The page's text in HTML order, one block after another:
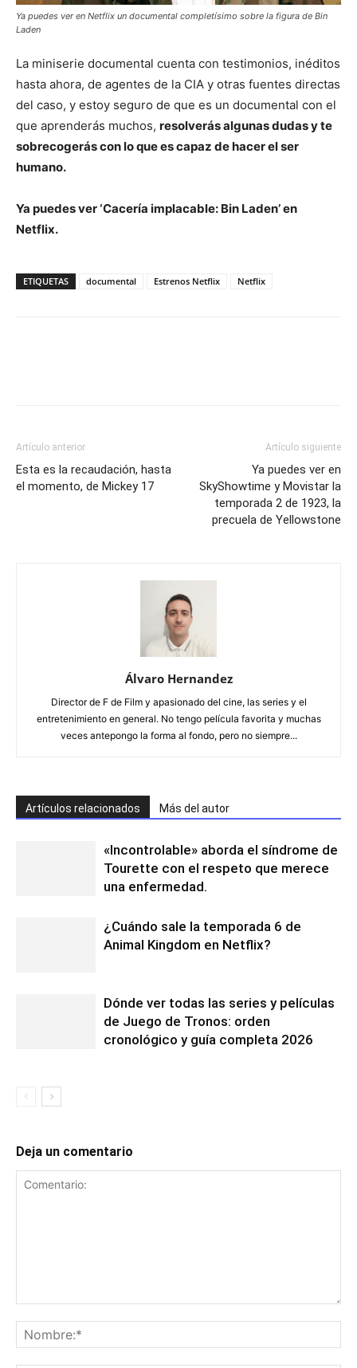
Ya puedes ver en Netflix un documental completísimo sobre la figura de Bin
Laden
La miniserie documental cuenta con testimonios, inéditos
hasta ahora, de agentes de la CIA y otras fuentes directas
del caso, y estoy seguro de que es un documental con el
que aprenderás muchos, resolverás algunas dudas y te
sobrecogerás con lo que es capaz de hacer el ser
humano.
Ya puedes ver ‘Cacería implacable: Bin Laden’ en
Netflix.
ETIQUETAS documental Estrenos Netflix Netflix
Artículo anterior
Esta es la recaudación, hasta
el momento, de Mickey 17
Artículo siguiente
Ya puedes ver en
SkyShowtime y Movistar la
temporada 2 de 1923, la
precuela de Yellowstone
Álvaro Hernandez
Director de F de Film y apasionado del cine, las series y el
entretenimiento en general. No tengo película favorita y muchas
veces antepongo la forma al fondo, pero no siempre...
Artículos relacionados Más del autor
«Incontrolable» aborda el síndrome de
Tourette con el respeto que merece
una enfermedad.
¿Cuándo sale la temporada 6 de
Animal Kingdom en Netflix?
Dónde ver todas las series y películas
de Juego de Tronos: orden
cronológico y guía completa 2026
Deja un comentario